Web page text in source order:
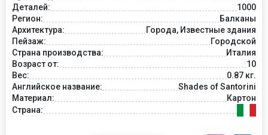
Деталей:
1000
Регион:
Балканы
Архитектура:
Города, Известные здания
Пейзаж:
Городской
Страна производства:
Италия
Возраст от:
10
Вес:
0.87 кг.
Английское название:
Shades of Santorini
Материал:
Картон
Страна: